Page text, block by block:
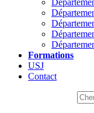
Formations
USJ
Contact